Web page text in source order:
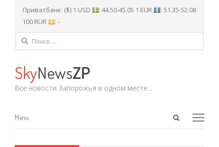
Приватбанк: ($) 1 USD : 44.50-45.05 1 EUR
: 51.35-52.08
100 RUR
: -
Найти:
SkyNewsZP
Все новости Запорожья в одном месте...
Open
Menu
Menu